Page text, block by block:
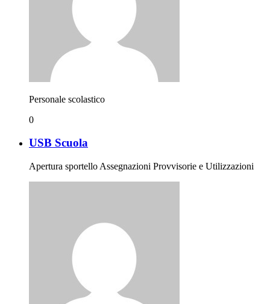
Personale scolastico
0
USB Scuola
Apertura sportello Assegnazioni Provvisorie e Utilizzazioni